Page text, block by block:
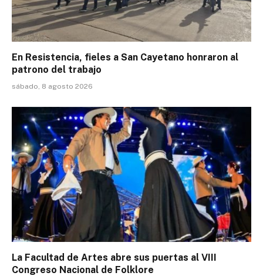
En Resistencia, fieles a San Cayetano honraron al
patrono del trabajo
sábado, 8 agosto 2026
La Facultad de Artes abre sus puertas al VIII
Congreso Nacional de Folklore